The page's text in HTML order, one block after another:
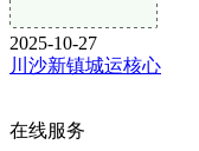
2025-10-27
川沙新镇城运核心
在线服务